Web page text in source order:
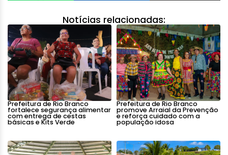
Notícias relacionadas:
Prefeitura de Rio Branco
fortalece segurança alimentar
com entrega de cestas
básicas e Kits Verde
Prefeitura de Rio Branco
promove Arraial da Prevenção
e reforça cuidado com a
população idosa